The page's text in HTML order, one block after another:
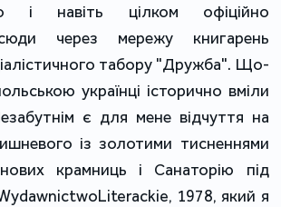
і навіть цілком офіційно
через мережу книгарень
табору "Дружба". Що-
українці історично вміли
є для мене відчуття на
із золотими тисненнями
крамниць і Санаторію під
1978, який я